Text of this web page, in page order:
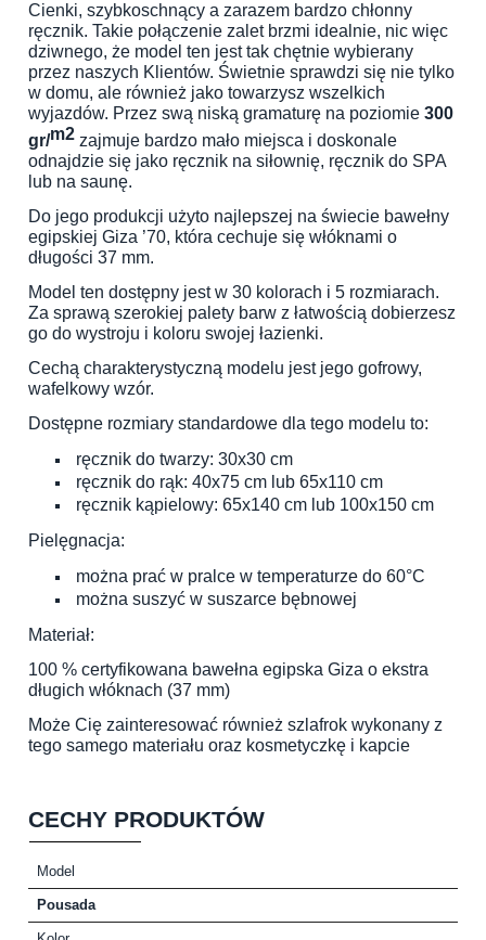
Cienki, szybkoschnący a zarazem bardzo chłonny
ręcznik. Takie połączenie zalet brzmi idealnie, nic więc
dziwnego, że model ten jest tak chętnie wybierany
przez naszych Klientów. Świetnie sprawdzi się nie tylko
w domu, ale również jako towarzysz wszelkich
wyjazdów. Przez swą niską gramaturę na poziomie 300
gr/m2 zajmuje bardzo mało miejsca i doskonale
odnajdzie się jako ręcznik na siłownię, ręcznik do SPA
lub na saunę.
Do jego produkcji użyto najlepszej na świecie bawełny
egipskiej Giza ’70, która cechuje się włóknami o
długości 37 mm.
Model ten dostępny jest w 30 kolorach i 5 rozmiarach.
Za sprawą szerokiej palety barw z łatwością dobierzesz
go do wystroju i koloru swojej łazienki.
Cechą charakterystyczną modelu jest jego gofrowy,
wafelkowy wzór.
Dostępne rozmiary standardowe dla tego modelu to:
ręcznik do twarzy: 30x30 cm
ręcznik do rąk: 40x75 cm lub 65x110 cm
ręcznik kąpielowy: 65x140 cm lub 100x150 cm
Pielęgnacja:
można prać w pralce w temperaturze do 60°C
można suszyć w suszarce bębnowej
Materiał:
100 % certyfikowana bawełna egipska Giza o ekstra
długich włóknach (37 mm)
Może Cię zainteresować również szlafrok wykonany z
tego samego materiału oraz kosmetyczkę i kapcie
CECHY PRODUKTÓW
Model
Pousada